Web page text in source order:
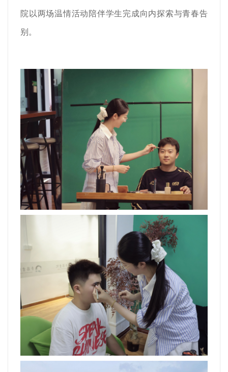
院以两场温情活动陪伴学生完成向内探索与青春告
别。